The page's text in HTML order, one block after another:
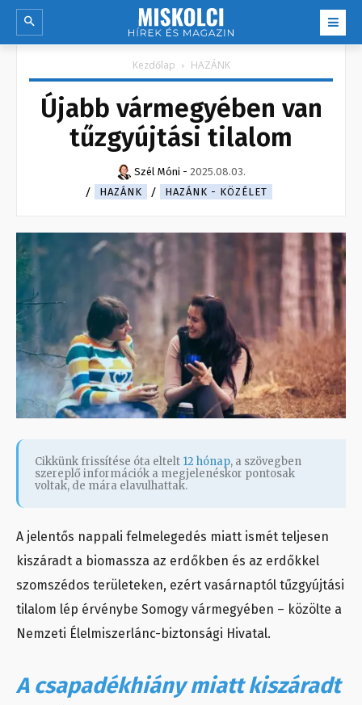
Kezdőlap HAZÁNK
Újabb vármegyében van
tűzgyújtási tilalom
Szél Móni - 2025.08.03.
HAZÁNK
HAZÁNK - KÖZÉLET
Cikkünk frissítése óta eltelt 12 hónap, a szövegben
szereplő információk a megjelenéskor pontosak
voltak, de mára elavulhattak.
A jelentős nappali felmelegedés miatt ismét teljesen
kiszáradt a biomassza az erdőkben és az erdőkkel
szomszédos területeken, ezért vasárnaptól tűzgyújtási
tilalom lép érvénybe Somogy vármegyében – közölte a
Nemzeti Élelmiszerlánc-biztonsági Hivatal.
A csapadékhiány miatt kiszáradt